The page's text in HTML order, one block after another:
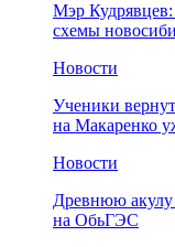
Мэр Кудрявцев:
схемы
Новости
Ученики
на Макаренко
Новости
Древнюю акулу
на ОбьГЭС